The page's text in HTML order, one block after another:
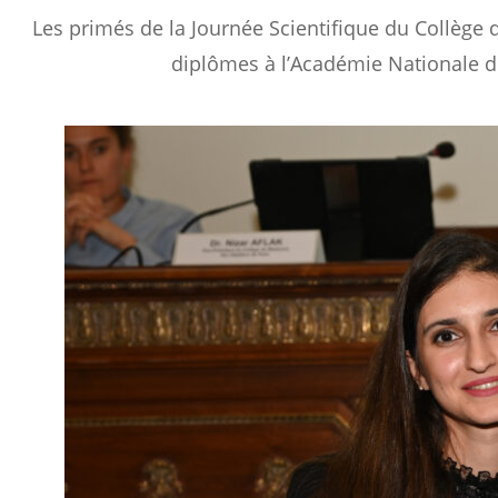
Les primés de la Journée Scientifique du
diplômes à l’Académie Nationale